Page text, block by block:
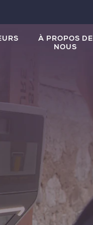
À PROPOS DE
NOUS